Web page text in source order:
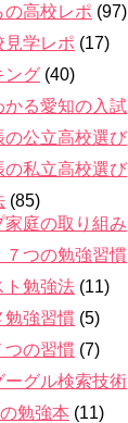
の高校レポ (97)
見学レポ (17)
ング (40)
かる愛知の入試
の公立高校選び
の私立高校選び
(85)
家庭の取り組み
７つの勉強習慣
ト勉強法 (11)
勉強習慣 (5)
つの習慣 (7)
ーグル検索技術
勉強本 (11)